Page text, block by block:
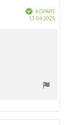
Bekräftad
KÖPARE
13.04.2025